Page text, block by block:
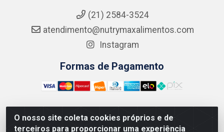
O nosso site coleta cookies próprios e de
terceiros para proporcionar uma experiência
(21) 2584-3524
atendimento@nutrymaxalimentos.com
Instagram
Formas de Pagamento
NUTRY MAX COMÉRCIO DE PRODUTOS ALIMENTICIOS